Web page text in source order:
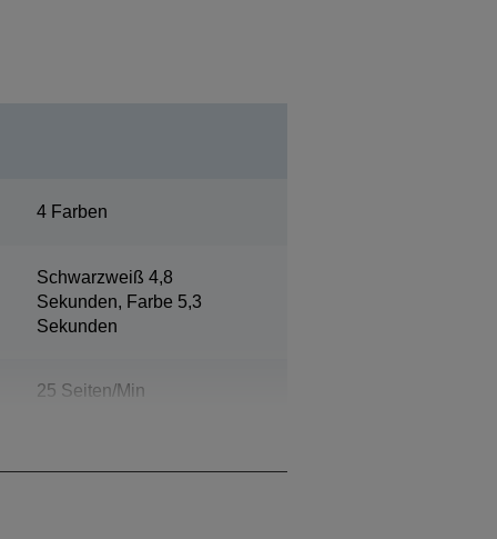
4 Farben
Schwarzweiß 4,8
Sekunden, Farbe 5,3
Sekunden
25 Seiten/Min